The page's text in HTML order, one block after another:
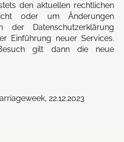
den aktuellen rechtlichen
oder um Änderungen
der Datenschutzerklärung
Einführung neuer Services.
gilt dann die neue
22.12.2023